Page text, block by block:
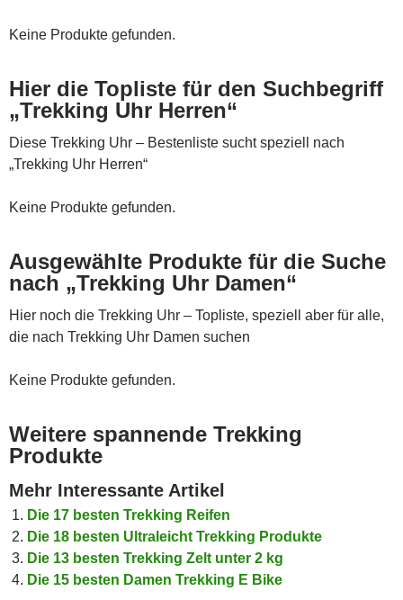
Keine Produkte gefunden.
Hier die Topliste für den Suchbegriff
„Trekking Uhr Herren“
Diese Trekking Uhr – Bestenliste sucht speziell nach
„Trekking Uhr Herren“
Keine Produkte gefunden.
Ausgewählte Produkte für die Suche
nach „Trekking Uhr Damen“
Hier noch die Trekking Uhr – Topliste, speziell aber für alle,
die nach Trekking Uhr Damen suchen
Keine Produkte gefunden.
Weitere spannende Trekking
Produkte
Mehr Interessante Artikel
Die 17 besten Trekking Reifen
Die 18 besten Ultraleicht Trekking Produkte
Die 13 besten Trekking Zelt unter 2 kg
Die 15 besten Damen Trekking E Bike